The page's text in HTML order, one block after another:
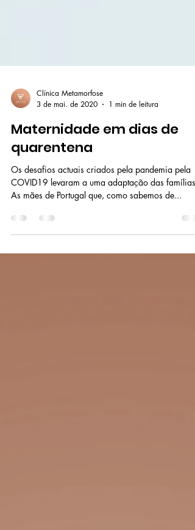
Clínica Metamorfose
3 de mai. de 2020
1 min de leitura
Maternidade em dias de
quarentena
Os desafios actuais criados pela pandemia pela
COVID19 levaram a uma adaptação das famílias.